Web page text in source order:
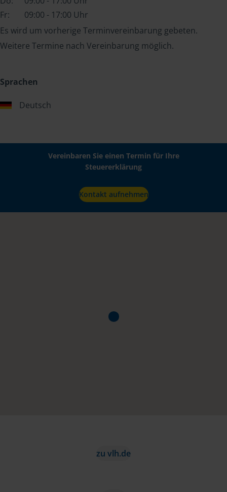
Fr:
09:00 - 17:00 Uhr
Es wird um vorherige Terminvereinbarung gebeten.
Weitere Termine nach Vereinbarung möglich.
Sprachen
Deutsch
Vereinbaren Sie einen Termin für Ihre
Steuererklärung
Kontakt aufnehmen
zu vlh.de